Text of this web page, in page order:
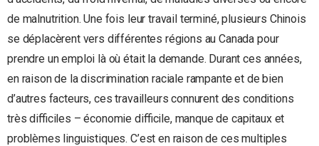
de malnutrition. Une fois leur travail terminé, plusieurs Chinois
se déplacèrent vers différentes régions au Canada pour
prendre un emploi là où était la demande. Durant ces années,
en raison de la discrimination raciale rampante et de bien
d’autres facteurs, ces travailleurs connurent des conditions
très difficiles – économie difficile, manque de capitaux et
problèmes linguistiques. C’est en raison de ces multiples